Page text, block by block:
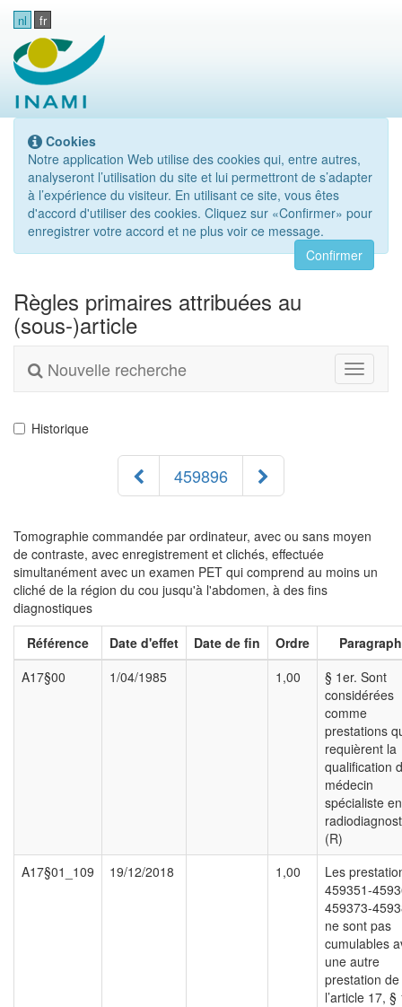
nl fr
Cookies
Notre application Web utilise des cookies qui, entre autres,
analyseront l’utilisation du site et lui permettront de s’adapter
à l’expérience du visiteur. En utilisant ce site, vous êtes
d'accord d'utiliser des cookies. Cliquez sur «Confirmer» pour
enregistrer votre accord et ne plus voir ce message.
Confirmer
Règles primaires attribuées au
(sous-)article
Toggle
Nouvelle recherche
Historique
459896
Tomographie commandée par ordinateur, avec ou sans moyen
de contraste, avec enregistrement et clichés, effectuée
simultanément avec un examen PET qui comprend au moins un
cliché de la région du cou jusqu'à l'abdomen, à des fins
diagnostiques
Référence
Date d'effet Date de fin Ordre
A17§00
1/04/1985 1,00
§ 1er. Sont
considérées
comme
prestations
requièrent la
qualification
médecin
spécialiste en
(R)
A17§01_109
19/12/2018 1,00
Les
459351-
459373-
ne sont pas
cumulables
une autre
prestation de
l’article 17, §